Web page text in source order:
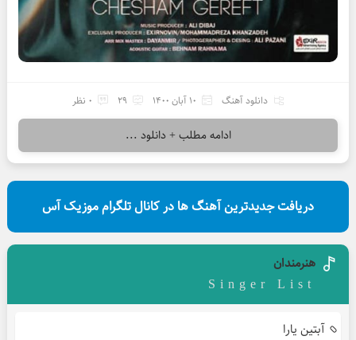
دانلود آهنگ 10 آبان 1400 29 0 نظر
ادامه مطلب + دانلود ...
دریافت جدیدترین آهنگ ها در کانال تلگرام موزیک آس
هنرمندان
Singer List
آبتین یارا